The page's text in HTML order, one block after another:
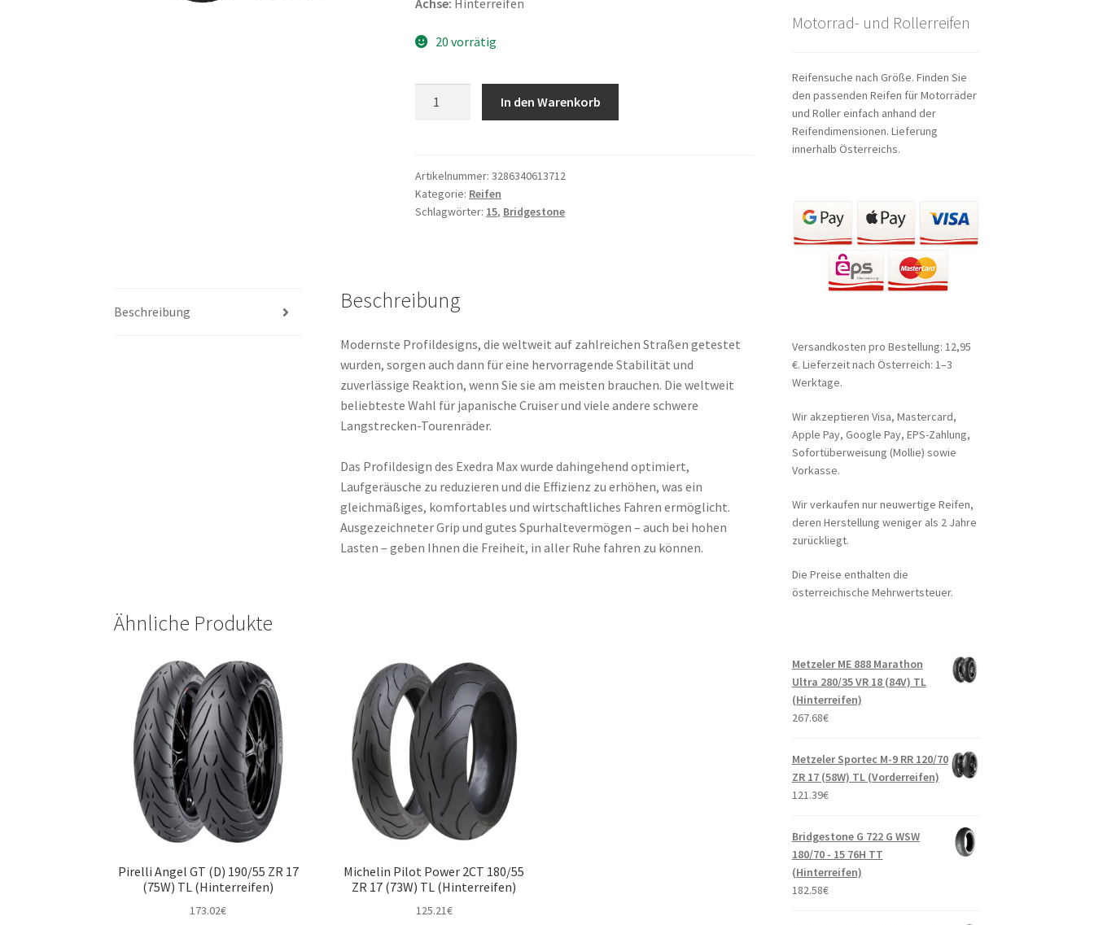
20 vorrätig
-
15
66S
In den Warenkorb
Artikelnummer:3286340613712
Kategorie: Reifen
Schlagwörter: 15, Bridgestone
Beschreibung Beschreibung
Modernste Profildesigns, die weltweit auf zahlreichen Straßen getestet
wurden, sorgen auch dann für eine hervorragende Stabilität und
zuverlässige Reaktion, wenn Sie sie am meisten brauchen. Die weltweit
beliebteste Wahl für japanische Cruiser und viele andere schwere
Langstrecken-Tourenräder.
Das Profildesign des Exedra Max wurde dahingehend optimiert,
Laufgeräusche zu reduzieren und die Effizienz zu erhöhen, was ein
gleichmäßiges, komfortables und wirtschaftliches Fahren ermöglicht.
Ausgezeichneter Grip und gutes Spurhaltevermögen – auch bei hohen
Lasten – geben Ihnen die Freiheit, in aller Ruhe fahren zu können.
Ähnliche Produkte
Pirelli Angel GT (D) 190/55 ZR 17
(75W) TL (Hinterreifen)
173.02€
Michelin Pilot Power 2CT 180/55
ZR 17 (73W) TL (Hinterreifen)
125.21€
Motorrad- und Rollerreifen
Reifensuche nach Größe. Finden Sie
den passenden Reifen für Motorräder
und Roller einfach anhand der
Reifendimensionen. Lieferung
innerhalb Österreichs.
Versandkosten pro Bestellung: 12,95
€. Lieferzeit nach Österreich: 1–3
Werktage.
Wir akzeptieren Visa, Mastercard,
Apple Pay, Google Pay, EPS-Zahlung,
Sofortüberweisung (Mollie) sowie
Vorkasse.
Wir verkaufen nur neuwertige Reifen,
deren Herstellung weniger als 2 Jahre
zurückliegt.
Die Preise enthalten die
österreichische Mehrwertsteuer.
Metzeler ME 888 Marathon
Ultra 280/35 VR 18 (84V) TL
(Hinterreifen)
267.68€
Metzeler Sportec M-9 RR 120/70
ZR 17 (58W) TL (Vorderreifen)
121.39€
Bridgestone G 722 G WSW
180/70 - 15 76H TT
(Hinterreifen)
182.58€